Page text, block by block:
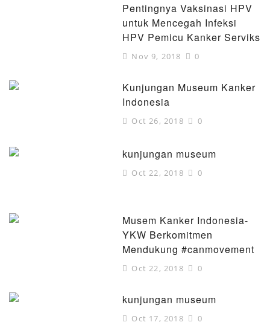
Pentingnya Vaksinasi HPV
untuk Mencegah Infeksi
HPV Pemicu Kanker Serviks
Nov 9, 2018 0
Kunjungan Museum Kanker
Indonesia
Oct 26, 2018 0
kunjungan museum
Oct 22, 2018 0
Musem Kanker Indonesia-
YKW Berkomitmen
Mendukung #canmovement
Oct 22, 2018 0
kunjungan museum
Oct 17, 2018 0